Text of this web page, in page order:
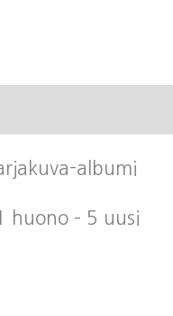
albumi
huono – 5 uusi